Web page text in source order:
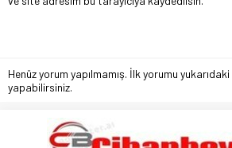
Henüz yorum yapılmamış. İlk yorumu yukarıdaki
yapabilirsiniz.